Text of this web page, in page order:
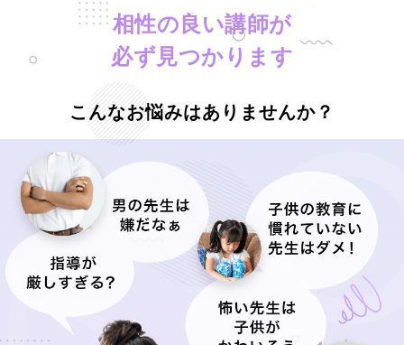
相性の良い講師が
必ず見つかります
こんなお悩みはありませんか？